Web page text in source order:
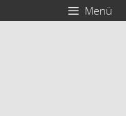
Menü